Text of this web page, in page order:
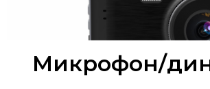
Микрофон/